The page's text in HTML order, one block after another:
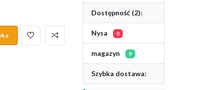
Dostępność (2):
Nysa 0
magazyn 9
Szybka dostawa: